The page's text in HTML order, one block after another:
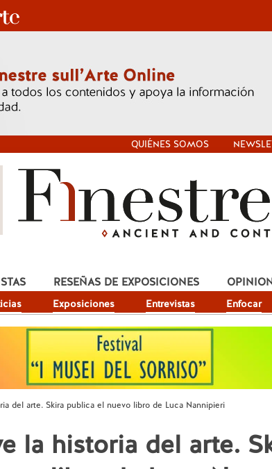
QUIÉNES SOMOS
Exposiciones Entrevistas Enfocar
RESEÑAS DE EXPOSICIONES
del arte. Skira publica el nuevo libro de Luca Nannipieri
la historia del arte.